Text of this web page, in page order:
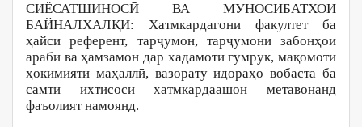
СИЁСАТШИНОСӢ ВА МУНОСИБАТХОИ
БАЙНАЛХАЛҚӢ: Хатмкардагони факултет ба
ҳайси референт, тарҷумон, тарҷумони забонҳои
арабӣ ва ҳамзамон дар хадамоти гумрук, мақомоти
ҳокимияти маҳаллӣ, вазорату идораҳо вобаста ба
самти ихтисоси хатмкардаашон метавонанд
фаъолият намоянд.